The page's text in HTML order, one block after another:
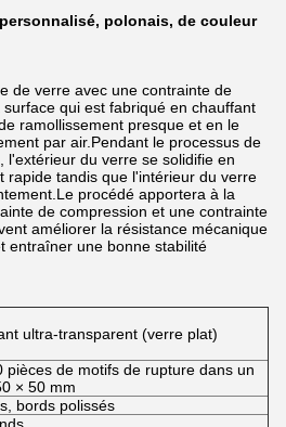
polonais, de couleur
de verre avec une contrainte de
qui est fabriqué en chauffant
ramollissement presque et en le
par air.Pendant le processus de
l'extérieur du verre se solidifie en
rapide tandis que l'intérieur du verre
procédé apportera à la
de compression et une contrainte
améliorer la résistance mécanique
entraîner une bonne stabilité
ultra-transparent (verre plat)
pièces de motifs de rupture dans un
× 50 mm
bords polissés